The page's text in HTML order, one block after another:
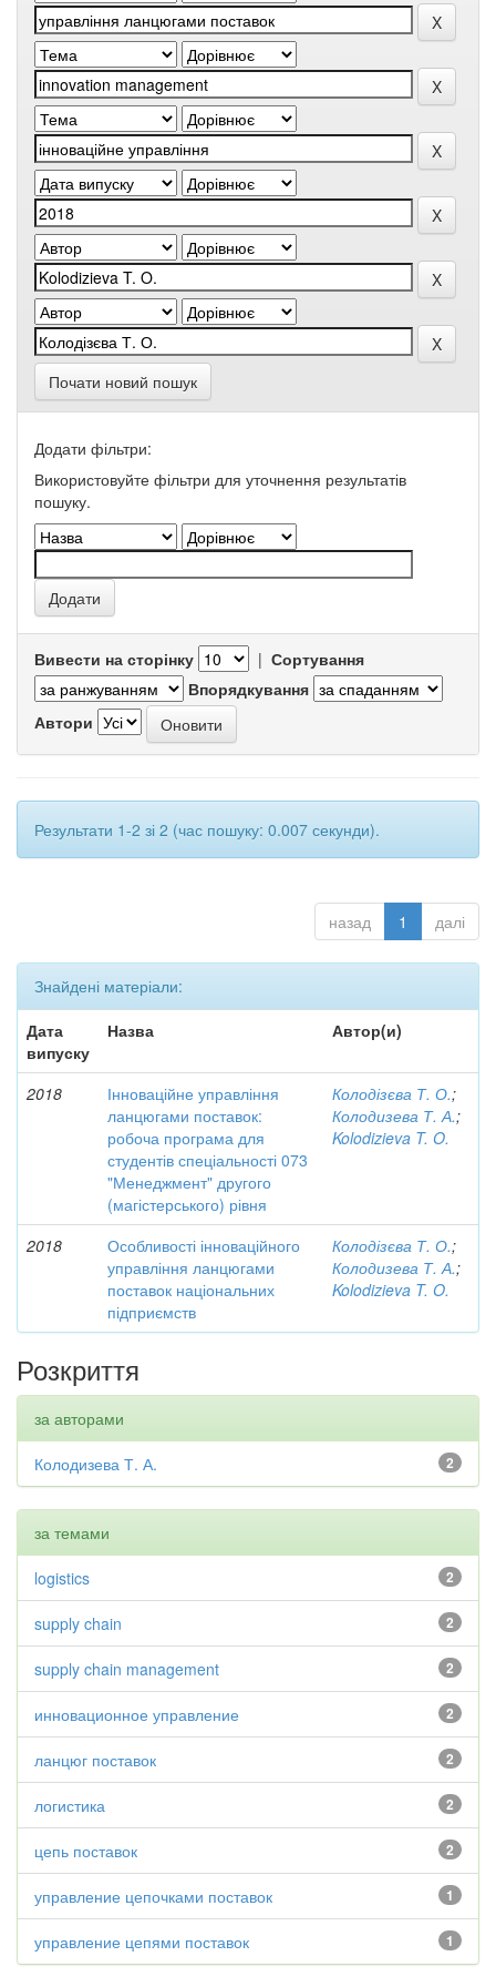
Почати новий пошук
Додати фільтри:
Використовуйте фільтри для уточнення результатів
пошуку.
Вивести на сторінку | Сортування
Впорядкування
Автори
Результати 1-2 зі 2 (час пошуку: 0.007 секунди).
назад 1 далі
Знайдені матеріали:
Дата
випуску
Назва Автор(и)
2018
Інноваційне управління
ланцюгами поставок:
робоча програма для
студентів спеціальності 073
"Менеджмент" другого
(магістерського) рівня
Колодізєва Т. О.;
Колодизева Т. А.;
Kolodizieva T. O.
2018
Особливості інноваційного
управління ланцюгами
поставок національних
підприємств
Колодізєва Т. О.;
Колодизева Т. А.;
Kolodizieva T. O.
Розкриття
за авторами
2
Колодизева Т. А.
за темами
2
logistics
2
supply chain
2
supply chain management
2
инновационное управление
2
ланцюг поставок
2
логистика
2
цепь поставок
1
управление цепочками поставок
1
управление цепями поставок